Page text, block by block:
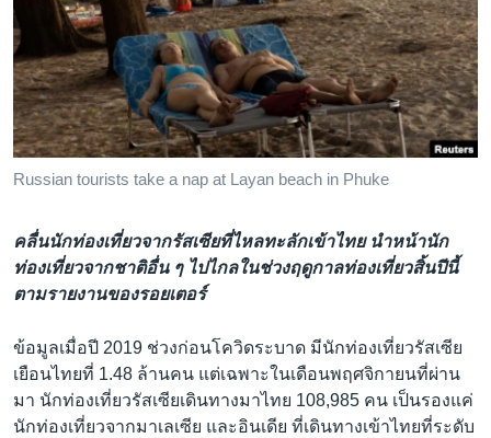
ค้นหา
ตรวจสอบข่าว
เรียนรู้ภาษาอังกฤษ
พอดคาสต์
ติดตามเรา
เลือกภาษา
Russian tourists take a nap at Layan beach in Phuke
คลื่นนักท่องเที่ยวจากรัสเซียที่ไหลทะลักเข้าไทย นำหน้านัก
ท่องเที่ยวจากชาติอื่น ๆ ไปไกลในช่วงฤดูกาลท่องเที่ยวสิ้นปีนี้
ตามรายงานของรอยเตอร์
ข้อมูลเมื่อปี 2019 ช่วงก่อนโควิดระบาด มีนักท่องเที่ยวรัสเซีย
เยือนไทยที่ 1.48 ล้านคน แต่เฉพาะในเดือนพฤศจิกายนที่ผ่าน
มา นักท่องเที่ยวรัสเซียเดินทางมาไทย 108,985 คน เป็นรองแค่
นักท่องเที่ยวจากมาเลเซีย และอินเดีย ที่เดินทางเข้าไทยที่ระดับ